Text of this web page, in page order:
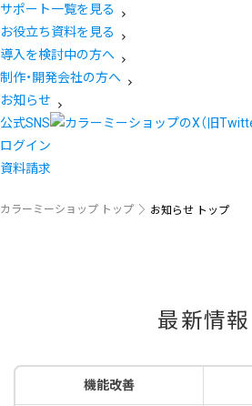
サポート一覧を見る
お役立ち資料を見る
導入を検討中の方へ
制作・開発会社の方へ
お知らせ
公式SNS
ログイン
資料請求
カラーミーショップ トップ お知らせ トップ
最新情報
機能改善